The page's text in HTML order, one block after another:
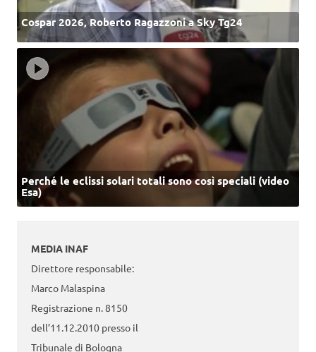
Cospar 2026, Roberto Ragazzoni a Sky Tg24
Perché le eclissi solari totali sono così speciali (video
Esa)
MEDIA INAF
Direttore responsabile:
Marco Malaspina
Registrazione n. 8150
dell’11.12.2010 presso il
Tribunale di Bologna